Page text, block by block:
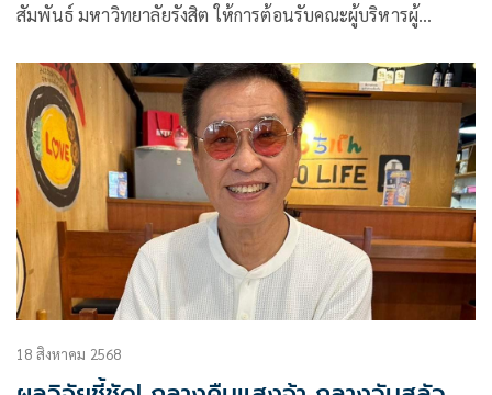
สัมพันธ์ มหาวิทยาลัยรังสิต ให้การต้อนรับคณะผู้บริหารผู้
นางาวา ประเทศญี่ปุ่น จำนวน 10 แห่ง ในการเดินทางมาเยือน
มหาวิทยาลัยรังสิต และเจรจาความร่วมมือด้านการรับนักศึกษา
ของมหาวิทยาลัยรังสิต ไปฝึกงานสหกิจศึกษา ณ ประเทศญี่ปุ่น
18 สิงหาคม 2568